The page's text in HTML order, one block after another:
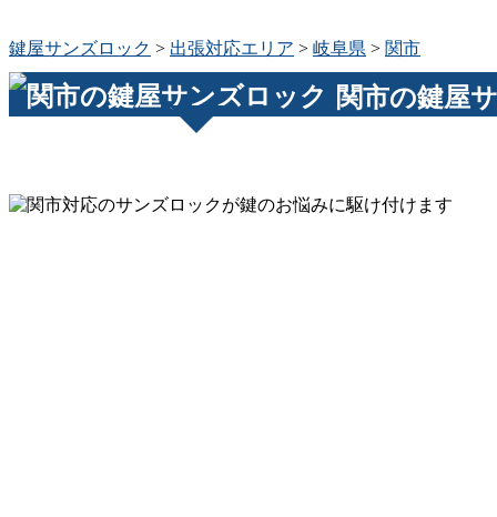
鍵屋サンズロック > 出張対応エリア > 岐阜県 > 関市
関市の鍵屋